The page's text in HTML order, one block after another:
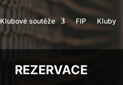
Klubové soutěže FIP Kluby
REZERVACE